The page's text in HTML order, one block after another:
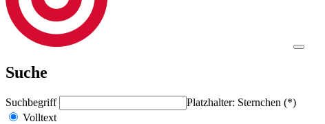
Suche
Suchbegriff
Platzhalter: Sternchen (*)
Volltext